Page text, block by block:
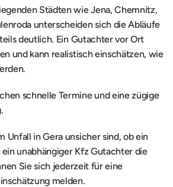
Städten wie Jena, Chemnitz,
unterscheiden sich die Abläufe
deutlich. Ein Gutachter vor Ort
und kann realistisch einschätzen, wie
schnelle Termine und eine zügige
Unfall in Gera unsicher sind, ob ein
unabhängiger Kfz Gutachter die
Sie sich jederzeit für eine
melden.